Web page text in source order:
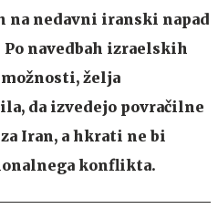
nedavni iranski napad
navedbah izraelskih
želja
da izvedejo povračilne
Iran, a hkrati ne bi
konflikta.